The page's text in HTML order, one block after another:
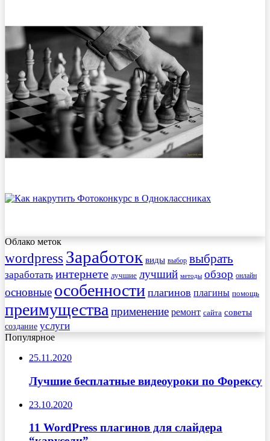
Облако меток
wordpress Заработок виды выбор выбрать
заработать интернете лучшие лучший методы обзор онлайн
основные особенности плагинов плагины помощь
преимущества применение ремонт сайта советы
создание услуги
Популярное
25.11.2020
Лучшие бесплатные видеоуроки по Форексу
23.10.2020
11 WordPress плагинов для слайдера